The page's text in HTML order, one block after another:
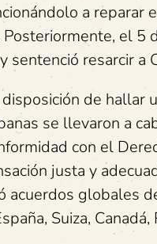
a
el 5
sentenció resarcir
de hallar
se llevaron a
con el
justa y
acuerdos globales
Suiza,